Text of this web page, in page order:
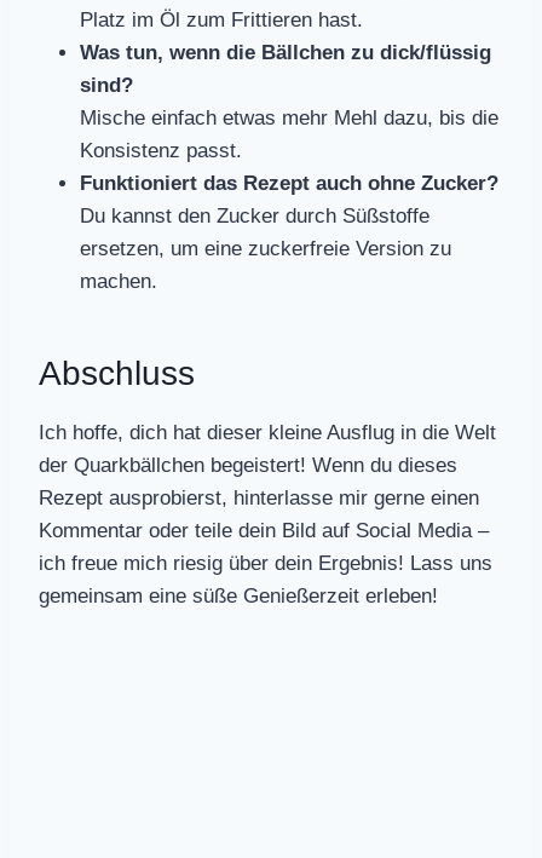
Platz im Öl zum Frittieren hast.
Was tun, wenn die Bällchen zu dick/flüssig
sind?
Mische einfach etwas mehr Mehl dazu, bis die
Konsistenz passt.
Funktioniert das Rezept auch ohne Zucker?
Du kannst den Zucker durch Süßstoffe
ersetzen, um eine zuckerfreie Version zu
machen.
Abschluss
Ich hoffe, dich hat dieser kleine Ausflug in die Welt
der Quarkbällchen begeistert! Wenn du dieses
Rezept ausprobierst, hinterlasse mir gerne einen
Kommentar oder teile dein Bild auf Social Media –
ich freue mich riesig über dein Ergebnis! Lass uns
gemeinsam eine süße Genießerzeit erleben!